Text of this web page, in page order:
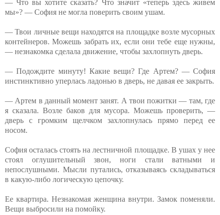
— Что вы хотите сказать? Что значит «теперь здесь живем
мы»? — София не могла поверить своим ушам.
— Твои личные вещи находятся на площадке возле мусорных
контейнеров. Можешь забрать их, если они тебе еще нужны,
— незнакомка сделала движение, чтобы захлопнуть дверь.
— Подождите минуту! Какие вещи? Где Артем? — София
инстинктивно уперлась ладонью в дверь, не давая ее закрыть.
— Артем в данный момент занят. А твои пожитки — там, где
я сказала. Возле баков для мусора. Можешь проверить, —
дверь с громким щелчком захлопнулась прямо перед ее
носом.
София осталась стоять на лестничной площадке. В ушах у нее
стоял оглушительный звон, ноги стали ватными и
непослушными. Мысли путались, отказываясь складываться
в какую-либо логическую цепочку.
Ее квартира. Незнакомая женщина внутри. Замок поменяли.
Вещи выбросили на помойку.